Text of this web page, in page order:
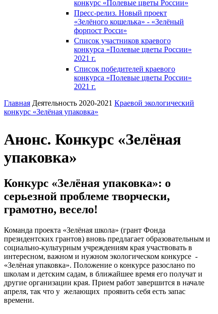
конкурс «Полевые цветы России»
Пресс-релиз. Новый проект
«Зелёного кошелька» - «Зелёный
форпост Росси»
Список участников краевого
конкурса «Полевые цветы России»
2021 г.
Список победителей краевого
конкурса «Полевые цветы России»
2021 г.
Главная Деятельность 2020-2021 Краевой экологический
конкурс «Зелёная упаковка»
Анонс. Конкурс «Зелёная
упаковка»
Конкурс «Зелёная упаковка»: о
серьезной проблеме творчески,
грамотно, весело!
Команда проекта «Зелёная школа» (грант Фонда
президентских грантов) вновь предлагает образовательным и
социально-культурным учреждениям края участвовать в
интересном, важном и нужном экологическом конкурсе -
«Зелёная упаковка». Положение о конкурсе разослано по
школам и детским садам, в ближайшее время его получат и
другие организации края. Прием работ завершится в начале
апреля, так что у желающих проявить себя есть запас
времени.